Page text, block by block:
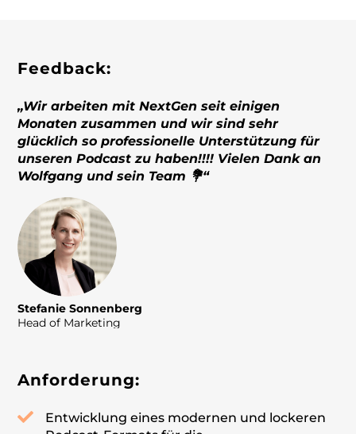
Feedback:
„Wir arbeiten mit NextGen seit einigen
Monaten zusammen und wir sind sehr
glücklich so professionelle Unterstützung für
unseren Podcast zu haben!!!! Vielen Dank an
Wolfgang und sein Team 💐“
Stefanie Sonnenberg
Head of Marketing
Anforderung:
Entwicklung eines modernen und lockeren